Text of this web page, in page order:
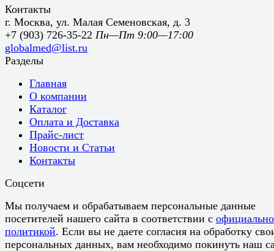
Контакты
г. Москва, ул. Малая Семеновская, д. 3
+7 (903) 726-35-22 Пн—Пт 9:00—17:00
globalmed@list.ru
Разделы
Главная
О компании
Каталог
Оплата и Доставка
Прайс-лист
Новости и Статьи
Контакты
Соцсети
Мы получаем и обрабатываем персональные данные
посетителей нашего сайта в соответствии с
политикой. Если вы не даете согласия на обработку
персональных данных, вам необходимо покинуть наш